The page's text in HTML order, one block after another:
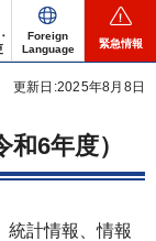
Foreign
Language
緊急情報
更新日:2025年8月8日
6年度）
統計情報、情報